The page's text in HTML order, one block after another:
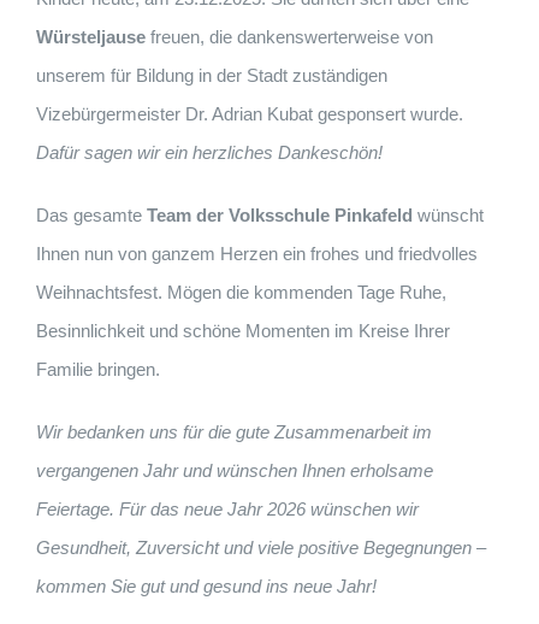
Würsteljause freuen, die dankenswerterweise von
unserem für Bildung in der Stadt zuständigen
Vizebürgermeister Dr. Adrian Kubat gesponsert wurde.
Dafür sagen wir ein herzliches Dankeschön!
Das gesamte Team der Volksschule Pinkafeld wünscht
Ihnen nun von ganzem Herzen ein frohes und friedvolles
Weihnachtsfest. Mögen die kommenden Tage Ruhe,
Besinnlichkeit und schöne Momenten im Kreise Ihrer
Familie bringen.
Wir bedanken uns für die gute Zusammenarbeit im
vergangenen Jahr und wünschen Ihnen erholsame
Feiertage. Für das neue Jahr 2026 wünschen wir
Gesundheit, Zuversicht und viele positive Begegnungen –
kommen Sie gut und gesund ins neue Jahr!